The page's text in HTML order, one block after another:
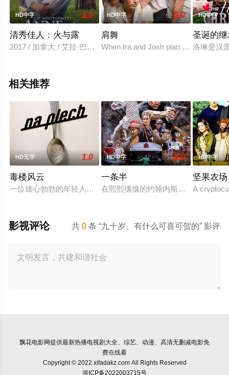
。
HD中字 1.0
清秀佳人：火与露
2017 / 加拿大 / 艾拉·巴伦坦,萨拉·博茨福德,马丁·辛
HD中字 5.0
肩舞
When Ira and Josh plan a quiet
HD中字
圣诞的
洛琳是汉
相关推荐
HD无字 1.0
毒楼风云
一位雄心勃勃的年轻人正在申请马纳吉斯公司的工作。这家古
HD中字 5.0
一条半
在熙熙攘攘的约翰内斯堡市中心，一
HD中字
坚果农场
A
共0 条 “九十岁。有什么可喜可贺的” 影评
影视评论
飘花电影网提供最新热播电视剧大全、综艺、动漫、高清无删减电影免
费在线看
Copyright © 2022 xifadakz.com All Rights Reserved
浙ICP备2022003715号